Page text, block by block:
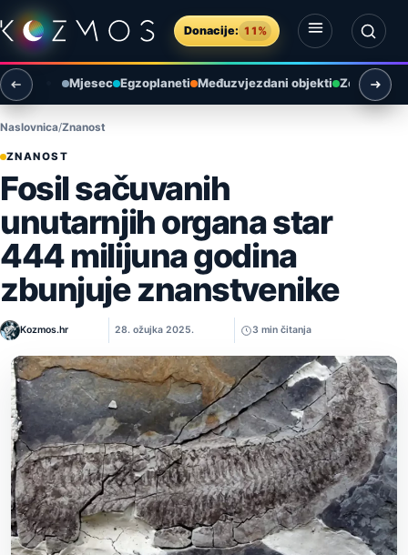
Preskoči na sadržaj
Donacije: 11%
Otvori izbornik
Otvori pretragu
Mjesec Egzoplaneti Međuzvjezdani objekti Zemlja i
Naslovnica Znanost
ZNANOST
Fosil sačuvanih
unutarnjih organa star
444 milijuna godina
zbunjuje znanstvenike
Kozmos.hr 28. ožujka 2025. 3 min čitanja